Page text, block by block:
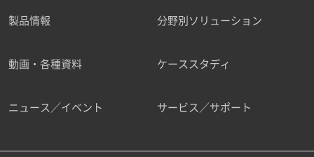
製品情報 分野別ソリューション
動画・各種資料 ケーススタディ
ニュース／イベント サービス／サポート